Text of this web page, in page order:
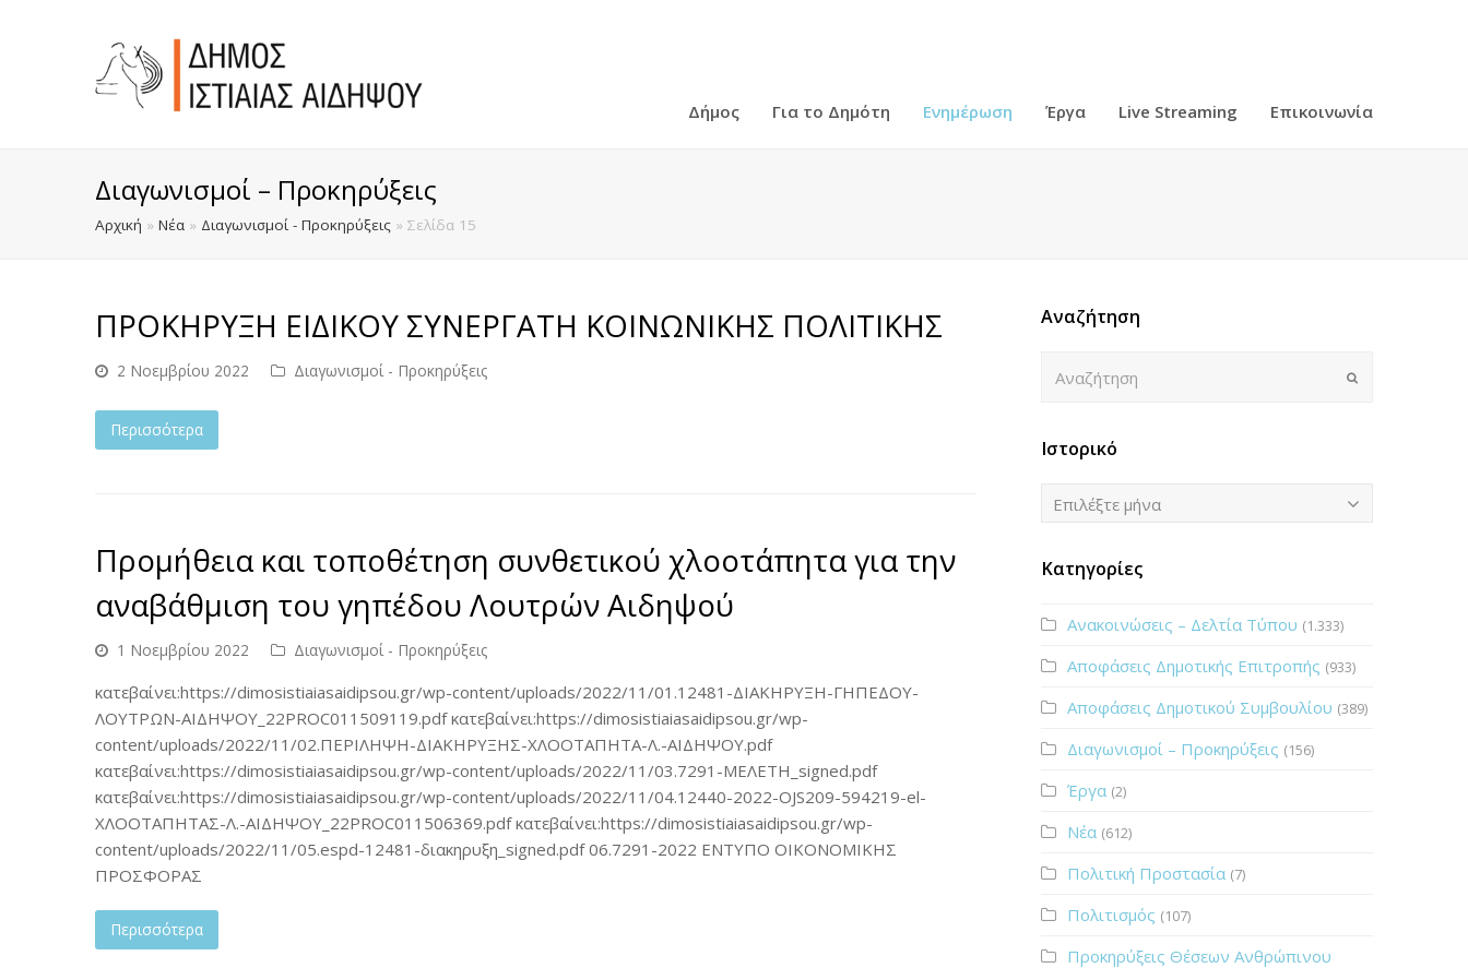
Δήμος Για το Δημότη Ενημέρωση Έργα Live Streaming Επικοινωνία
Διαγωνισμοί – Προκηρύξεις
Αρχική » Νέα » Διαγωνισμοί - Προκηρύξεις » Σελίδα 15
ΠΡΟΚΗΡΥΞΗ ΕΙΔΙΚΟΥ ΣΥΝΕΡΓΑΤΗ ΚΟΙΝΩΝΙΚΗΣ ΠΟΛΙΤΙΚΗΣ
2 Νοεμβρίου 2022 Διαγωνισμοί - Προκηρύξεις
Περισσότερα
Προμήθεια και τοποθέτηση συνθετικού χλοοτάπητα για την
αναβάθμιση του γηπέδου Λουτρών Αιδηψού
1 Νοεμβρίου 2022 Διαγωνισμοί - Προκηρύξεις
κατεβαίνει:https://dimosistiaiasaidipsou.gr/wp-content/uploads/2022/11/01.12481-ΔΙΑΚΗΡΥΞΗ-ΓΗΠΕΔΟΥ-
ΛΟΥΤΡΩΝ-ΑΙΔΗΨΟΥ_22PROC011509119.pdf κατεβαίνει:https://dimosistiaiasaidipsou.gr/wp-
content/uploads/2022/11/02.ΠΕΡΙΛΗΨΗ-ΔΙΑΚΗΡΥΞΗΣ-ΧΛΟΟΤΑΠΗΤΑ-Λ.-ΑΙΔΗΨΟΥ.pdf
κατεβαίνει:https://dimosistiaiasaidipsou.gr/wp-content/uploads/2022/11/03.7291-ΜΕΛΕΤΗ_signed.pdf
κατεβαίνει:https://dimosistiaiasaidipsou.gr/wp-content/uploads/2022/11/04.12440-2022-OJS209-594219-el-
ΧΛΟΟΤΑΠΗΤΑΣ-Λ.-ΑΙΔΗΨΟΥ_22PROC011506369.pdf κατεβαίνει:https://dimosistiaiasaidipsou.gr/wp-
content/uploads/2022/11/05.espd-12481-διακηρυξη_signed.pdf 06.7291-2022 ΕΝΤΥΠΟ ΟΙΚΟΝΟΜΙΚΗΣ
ΠΡΟΣΦΟΡΑΣ
Περισσότερα
Αναζήτηση
Ιστορικό
Ιστορικό
Επιλέξτε μήνα
Κατηγορίες
Ανακοινώσεις – Δελτία Τύπου (1.333)
Αποφάσεις Δημοτικής Επιτροπής (933)
Αποφάσεις Δημοτικού Συμβουλίου (389)
Διαγωνισμοί – Προκηρύξεις (156)
Έργα (2)
Νέα (612)
Πολιτική Προστασία (7)
Πολιτισμός (107)
Προκηρύξεις Θέσεων Ανθρώπινου